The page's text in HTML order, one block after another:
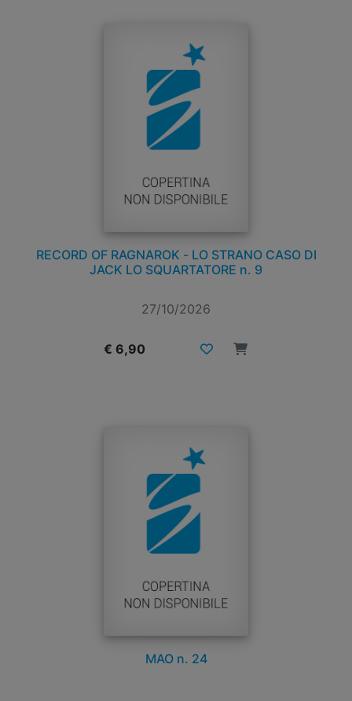
RECORD OF RAGNAROK - LO STRANO CASO DI
JACK LO SQUARTATORE n. 9
27/10/2026
€ 6,90
MAO n. 24